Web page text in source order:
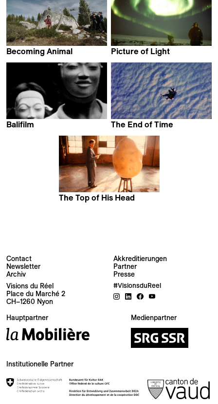
Becoming Animal
Picture of Light
Balifilm
The End of Time
The Top of His Head
Contact
Newsletter
Archiv
Akkreditierungen
Partner
Presse
Visions du Réel
Place du Marché 2
CH–1260 Nyon
#VisionsduReel
Hauptpartner Medienpartner
Institutionelle Partner
Newsletter
Ihre E-Mail-Adresse
Newsletter — EN
News about the Festival for the Public
Nouvelles du Festival destinées au Public
Industry Newsletter — EN
News about the Festival & Professional activities